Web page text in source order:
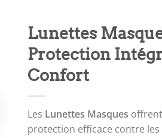
Lunettes
Protection
Confort
Les Lunettes Masques
protection efficace contre les